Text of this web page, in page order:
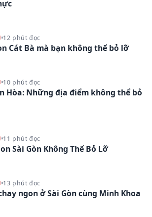
12 phút đọc
Cát Bà mà bạn không thể bỏ lỡ
10 phút đọc
Hòa: Những địa điểm không thể bỏ
11 phút đọc
Sài Gòn Không Thể Bỏ Lỡ
13 phút đọc
ngon ở Sài Gòn cùng Minh Khoa